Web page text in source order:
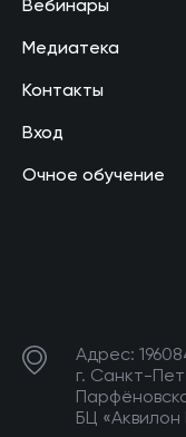
Вебинары
Медиатека
Контакты
Вход
Очное обучение
Адрес:
г. Санкт-
БЦ «Аквилон